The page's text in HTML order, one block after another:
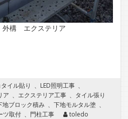
構 エクステリア
イル貼り 、 LED照明工事 、
ア 、 エクステリア工事 、 タイル張り
地ブロック積み 、 下地モルタル塗 、
ツ取付 、 門柱工事 toledo